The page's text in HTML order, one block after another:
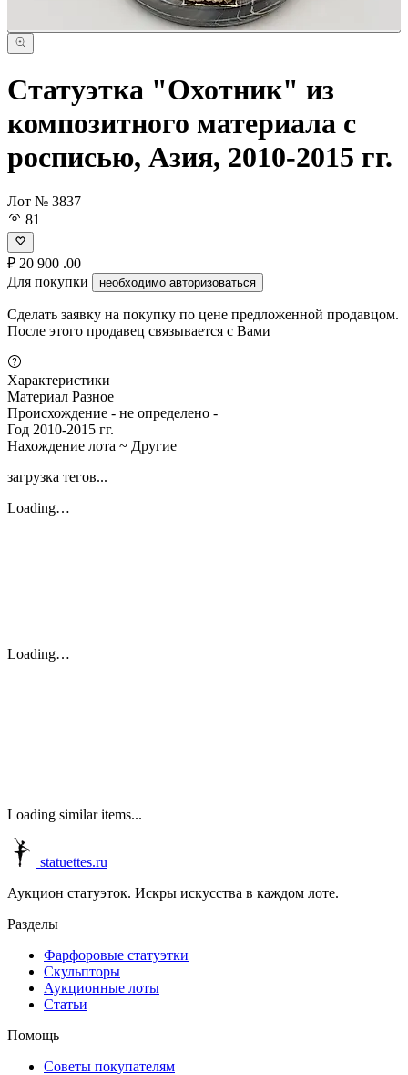
Статуэтка "Охотник" из
композитного материала с
росписью, Азия, 2010-2015 гг.
Лот № 3837
81
₽ 20 900 .00
Для покупки
необходимо авторизоваться
Сделать заявку на покупку по цене предложенной продавцом.
После этого продавец связывается с Вами
Характеристики
Материал Разное
Происхождение - не определено -
Год 2010-2015 гг.
Нахождение лота ~ Другие
загрузка тегов...
Loading…
Loading…
Loading similar items...
statuettes.ru
Аукцион статуэток. Искры искусства в каждом лоте.
Разделы
Фарфоровые статуэтки
Скульпторы
Аукционные лоты
Статьи
Помощь
Советы покупателям